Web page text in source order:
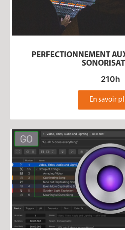
PERFECTIONNEMENT
210h
En savoir